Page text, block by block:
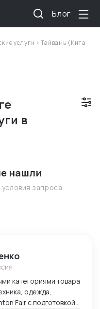
Блог
услуги >Тайвань (Кита
в
нашли
запроса
категориями товара
одежда,
Fair с подготовкой,